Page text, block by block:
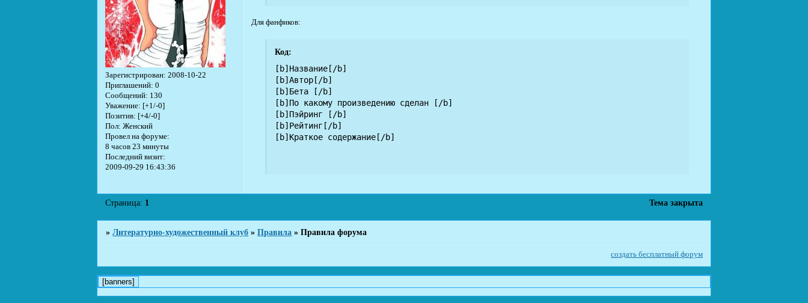
Зарегистрирован: 2008-10-22
Приглашений: 0
Сообщений: 130
Уважение: [+1/-0]
Позитив: [+4/-0]
Пол: Женский
Провел на форуме:
8 часов 23 минуты
Последний визит:
2009-09-29 16:43:36
Для фанфиков:
Код:
[b]Название[/b]
[b]Автор[/b]
[b]Бета [/b]
[b]По какому произведению сделан [/b]
[b]Пэйринг [/b]
[b]Рейтинг[/b]
[b]Краткое содержание[/b]
Тема закрыта
Страница: 1
»Литературно-художественный клуб »Правила »Правила форума
создать бесплатный форум